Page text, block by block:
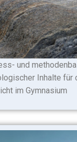
und
Inhalte für
im Gymnasium